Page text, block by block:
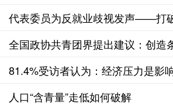
代表委员为反就业歧视发声——打
槛”成两会“热词”
全国政协共青团界提出建议：创造
进人口均衡可持续发展
81.4%受访者认为：经济压力是影
因素
人口“含青量”走低如何破解